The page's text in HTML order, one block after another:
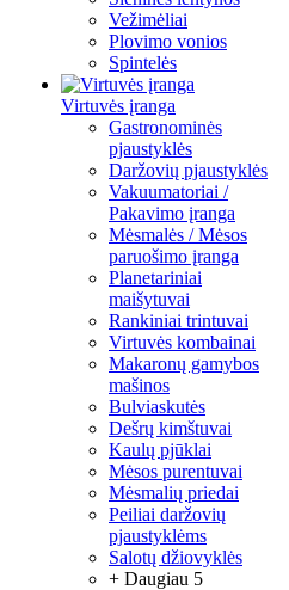
Vežimėliai
Plovimo vonios
Spintelės
Virtuvės įranga
Gastronominės
pjaustyklės
Daržovių pjaustyklės
Vakuumatoriai /
Pakavimo įranga
Mėsmalės / Mėsos
paruošimo įranga
Planetariniai
maišytuvai
Rankiniai trintuvai
Virtuvės kombainai
Makaronų gamybos
mašinos
Bulviaskutės
Dešrų kimštuvai
Kaulų pjūklai
Mėsos purentuvai
Mėsmalių priedai
Peiliai daržovių
pjaustyklėms
Salotų džiovyklės
+ Daugiau 5